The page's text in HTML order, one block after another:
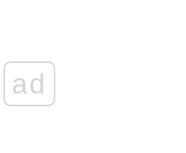
ad